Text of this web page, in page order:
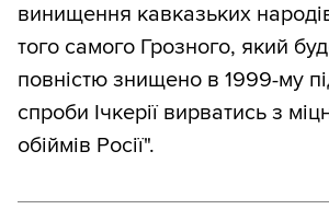
винищення кавказьких
того самого Грозного, який
повністю знищено в 1999-му
спроби Ічкерії вирватись з
обіймів Росії".